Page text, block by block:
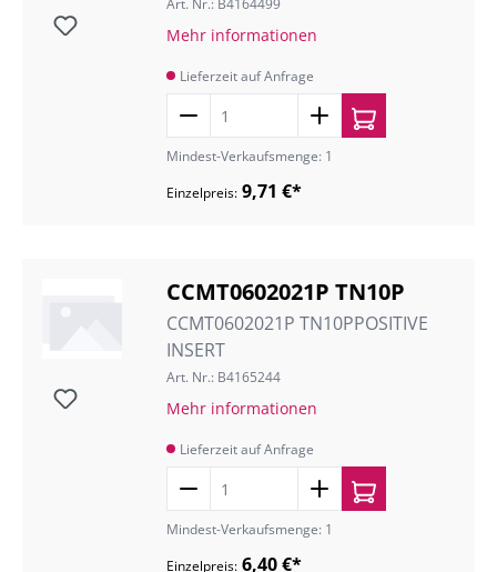
Art. Nr.: B4164499
Mehr informationen
Lieferzeit auf Anfrage
Mindest-Verkaufsmenge: 1
Einzelpreis: 9,71 €*
CCMT0602021P TN10P
CCMT0602021P TN10PPOSITIVE
INSERT
Art. Nr.: B4165244
Mehr informationen
Lieferzeit auf Anfrage
Mindest-Verkaufsmenge: 1
Einzelpreis: 6,40 €*